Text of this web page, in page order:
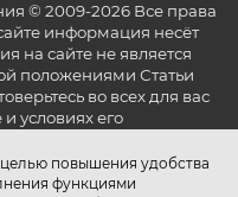
повышения удобства
функциями
© 2009-2026 Все права
информация несёт
на сайте не является
положениями Статьи
во всех для вас
условиях его